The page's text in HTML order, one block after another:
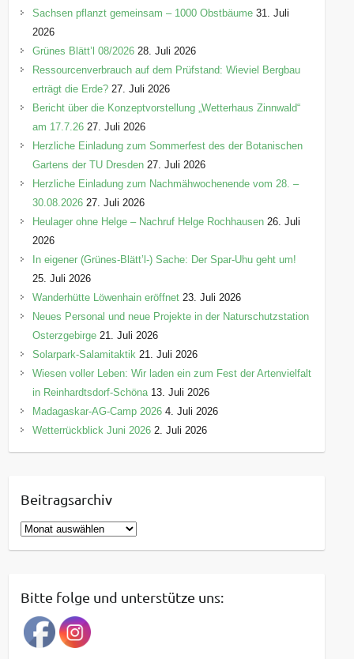
r
e
n
Sachsen pflanzt gemeinsam – 1000 Obstbäume 31. Juli
2026
Grünes Blätt’l 08/2026 28. Juli 2026
Ressourcenverbrauch auf dem Prüfstand: Wieviel Bergbau
erträgt die Erde? 27. Juli 2026
Bericht über die Konzeptvorstellung „Wetterhaus Zinnwald“
am 17.7.26 27. Juli 2026
Herzliche Einladung zum Sommerfest des der Botanischen
Gartens der TU Dresden 27. Juli 2026
Herzliche Einladung zum Nachmähwochenende vom 28. –
30.08.2026 27. Juli 2026
Heulager ohne Helge – Nachruf Helge Rochhausen 26. Juli
2026
In eigener (Grünes-Blätt’l-) Sache: Der Spar-Uhu geht um!
25. Juli 2026
Wanderhütte Löwenhain eröffnet 23. Juli 2026
Neues Personal und neue Projekte in der Naturschutzstation
Osterzgebirge 21. Juli 2026
Solarpark-Salamitaktik 21. Juli 2026
Wiesen voller Leben: Wir laden ein zum Fest der Artenvielfalt
in Reinhardtsdorf-Schöna 13. Juli 2026
Madagaskar-AG-Camp 2026 4. Juli 2026
Wetterrückblick Juni 2026 2. Juli 2026
Beitragsarchiv
B
e
r
a
g
Bitte folge und unterstütze uns: